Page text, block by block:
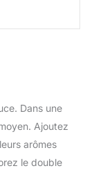
Dans une
Ajoutez
arômes
le double